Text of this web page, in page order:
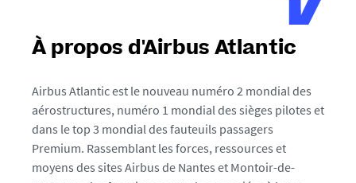
2
3
0
8
9
1
À propos d'Airbus Atlantic
Airbus Atlantic est le nouveau numéro 2 mondial des
aérostructures, numéro 1 mondial des sièges pilotes et
dans le top 3 mondial des fauteuils passagers
Premium. Rassemblant les forces, ressources et
moyens des sites Airbus de Nantes et Montoir-de-